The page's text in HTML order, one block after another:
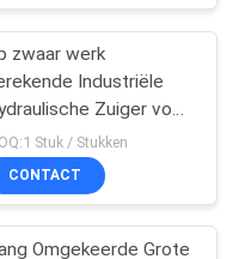
zwaar werk
Industriële
Zuiger voor
Staal van de het
van de
Stuk / Stukken
CONTACT
Omgekeerde Grote